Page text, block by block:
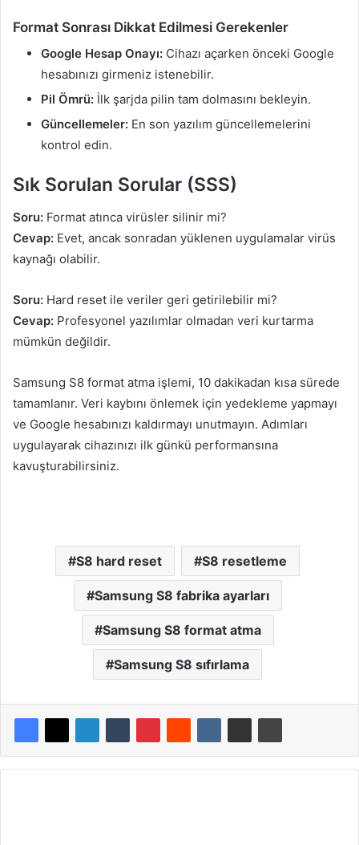
Format Sonrası Dikkat Edilmesi Gerekenler
Google Hesap Onayı: Cihazı açarken önceki Google
hesabınızı girmeniz istenebilir.
Pil Ömrü: İlk şarjda pilin tam dolmasını bekleyin.
Güncellemeler: En son yazılım güncellemelerini
kontrol edin.
Sık Sorulan Sorular (SSS)
Soru: Format atınca virüsler silinir mi?
Cevap: Evet, ancak sonradan yüklenen uygulamalar virüs
kaynağı olabilir.
Soru: Hard reset ile veriler geri getirilebilir mi?
Cevap: Profesyonel yazılımlar olmadan veri kurtarma
mümkün değildir.
Samsung S8 format atma işlemi, 10 dakikadan kısa sürede
tamamlanır. Veri kaybını önlemek için yedekleme yapmayı
ve Google hesabınızı kaldırmayı unutmayın. Adımları
uygulayarak cihazınızı ilk günkü performansına
kavuşturabilirsiniz.
S8 hard reset S8 resetleme
Samsung S8 fabrika ayarları
Samsung S8 format atma
Samsung S8 sıfırlama